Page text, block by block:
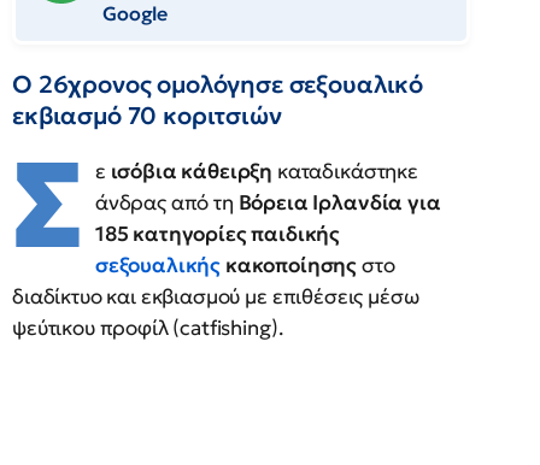
Google
Ο 26χρονος ομολόγησε σεξουαλικό
εκβιασμό 70 κοριτσιών
Σ ε ισόβια κάθειρξη καταδικάστηκε
άνδρας από τη Βόρεια Ιρλανδία για
185 κατηγορίες παιδικής
σεξουαλικής κακοποίησηςστο
διαδίκτυο και εκβιασμού με επιθέσεις μέσω
ψεύτικου προφίλ (catfishing).